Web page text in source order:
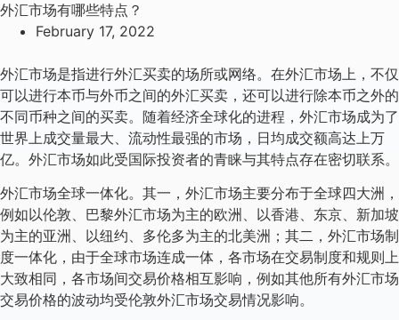
外汇市场有哪些特点？
February 17, 2022
外汇市场是指进行外汇买卖的场所或网络。在外汇市场上，不仅
可以进行本币与外币之间的外汇买卖，还可以进行除本币之外的
不同币种之间的买卖。随着经济全球化的进程，外汇市场成为了
世界上成交量最大、流动性最强的市场，日均成交额高达上万
亿。外汇市场如此受国际投资者的青睐与其特点存在密切联系。
外汇市场全球一体化。其一，外汇市场主要分布于全球四大洲，
例如以伦敦、巴黎外汇市场为主的欧洲、以香港、东京、新加坡
为主的亚洲、以纽约、多伦多为主的北美洲；其二，外汇市场制
度一体化，由于全球市场连成一体，各市场在交易制度和规则上
大致相同，各市场间交易价格相互影响，例如其他所有外汇市场
交易价格的波动均受伦敦外汇市场交易情况影响。